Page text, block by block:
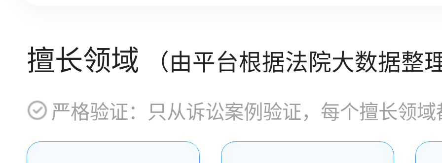
擅长领域 （由平台根据法院大数据整
严格验证：只从诉讼案例验证，每个擅长领